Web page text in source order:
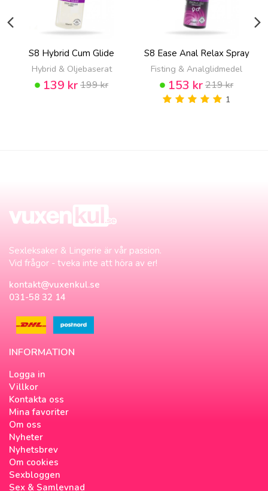
S8 Hybrid Cum Glide
Hybrid & Oljebaserat
139 kr199 kr
S8 Ease Anal Relax Spray
Fisting & Analglidmedel
153 kr219 kr
1
Sexleksaker & Lingerie är vår passion.
Vid frågor - tveka inte att höra av er!
kontakt@vuxenkul.se
031-58 32 14
INFORMATION
Logga in
Villkor
Kontakta oss
Mina favoriter
Om oss
Nyheter
Nyhetsbrev
Om cookies
Sexbloggen
Sex & Samlevnad